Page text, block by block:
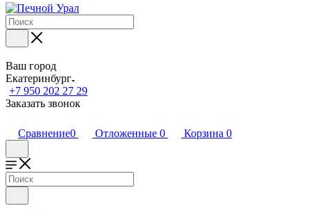
Ваш город
Екатеринбург
+7 950 202 27 29
Заказать звонок
Сравнение0 Отложенные 0 Корзина 0